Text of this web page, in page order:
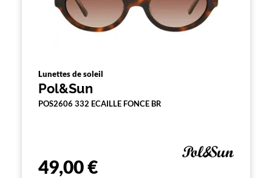
Lunettes de soleil
Pol&Sun
POS2606 332 ECAILLE FONCE BR
49,00 €